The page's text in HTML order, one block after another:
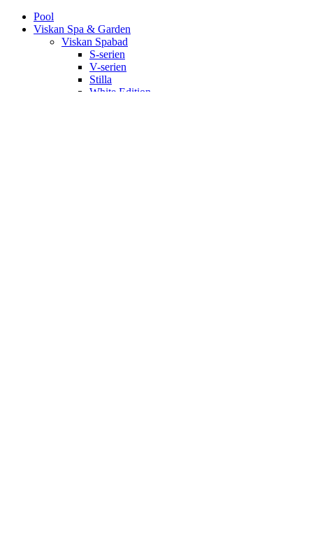
Pool
Viskan Spa & Garden
Viskan Spabad
S-serien
V-serien
Stilla
White Edition